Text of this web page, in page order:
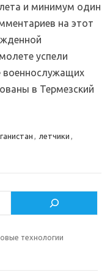
и минимум один
на этот
успели
военнослужащих
в Термезский
, летчики ,
технологии